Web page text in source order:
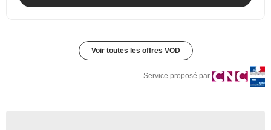
Voir toutes les offres VOD
Service proposé par